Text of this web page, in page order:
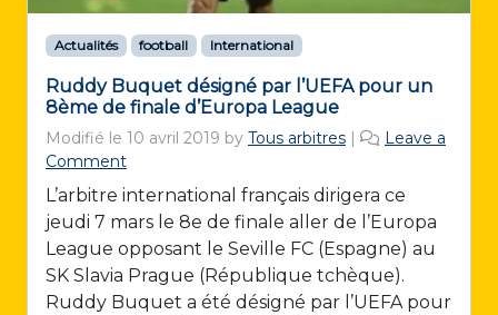
Actualités football International
Ruddy Buquet désigné par l’UEFA pour un
8ème de finale d’Europa League
Modifié le 10 avril 2019 by Tous arbitres |
Leave a
Comment
L’arbitre international français dirigera ce
jeudi 7 mars le 8e de finale aller de l’Europa
League opposant le Seville FC (Espagne) au
SK Slavia Prague (République tchèque).
Ruddy Buquet a été désigné par l’UEFA pour